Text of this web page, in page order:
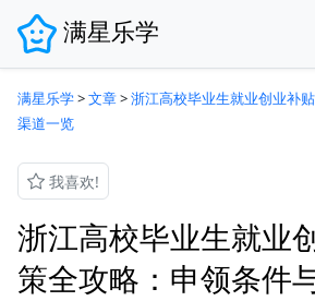
满星乐学
满星乐学>文章>浙江高校毕业生就业创业补
渠道一览
我喜欢!
浙江高校毕业生就业
策全攻略：申领条件